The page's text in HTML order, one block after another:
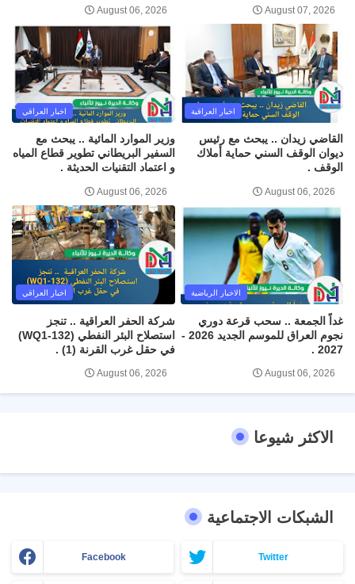
August 07, 2026
August 06, 2026
اخبار العراقية
القاضي زيدان .. يبحث مع رئيس
ديوان الوقف السني حماية أملاك
الوقف .
August 06, 2026
اخبار العراقي
وزير الموارد المائية .. يبحث مع
السفير البريطاني تطوير قطاع المياه
و اعتماد التقنيات الحديثة .
August 06, 2026
الاخبار الرياضية
غداً الجمعة .. سحب قرعة دوري
نجوم العراق للموسم الجديد 2026 -
2027 .
August 06, 2026
اخبار العراقي
شركة الحفر العراقية .. تنجز
استصلاح البئر النفطي (WQ1-132)
في حقل غرب القرنة (1) .
August 06, 2026
الاكثر شيوعا
الشبكات الاجتماعية
Facebook Twitter